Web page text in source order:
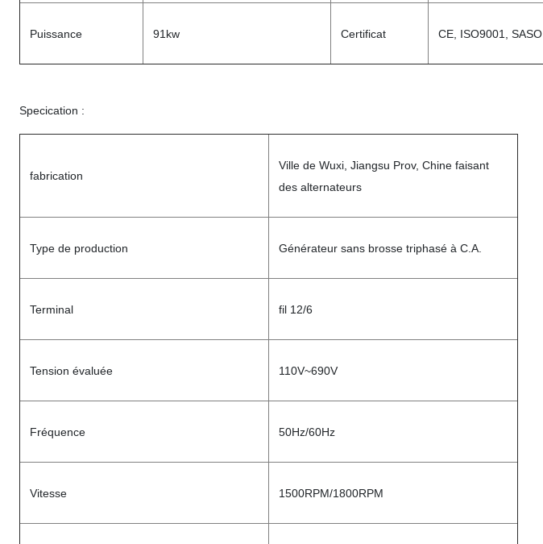
Puissance 91kw Certificat CE, ISO9001, SASO
Specication :
fabrication
Ville de Wuxi, Jiangsu Prov, Chine faisant
des alternateurs
Type de production Générateur sans brosse triphasé à C.A.
Terminal fil 12/6
Tension évaluée 110V~690V
Fréquence 50Hz/60Hz
Vitesse 1500RPM/1800RPM